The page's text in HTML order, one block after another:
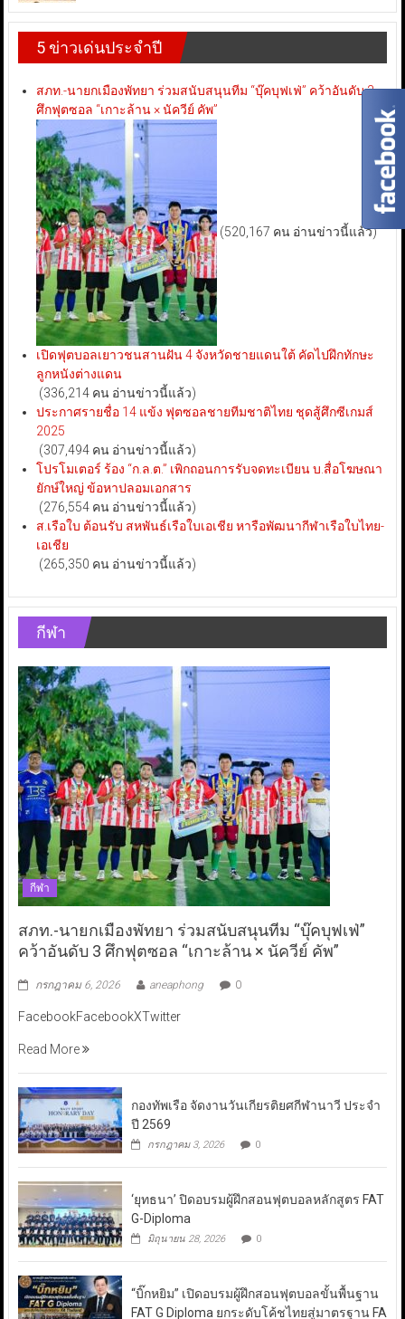
5 ข่าวเด่นประจำปี
สภท.-นายกเมืองพัทยา ร่วมสนับสนุนทีม “บุ๊คบุฟเฟ่” คว้าอันดับ 3
ศึกฟุตซอล “เกาะล้าน × นัควีย์ คัพ”
(520,167 คน อ่านข่าวนี้แล้ว)
เปิดฟุตบอลเยาวชนสานฝัน 4 จังหวัดชายแดนใต้ คัดไปฝึกทักษะ
ลูกหนังต่างแดน
(336,214 คน อ่านข่าวนี้แล้ว)
ประกาศรายชื่อ 14 แข้ง ฟุตซอลชายทีมชาติไทย ชุดสู้ศึกซีเกมส์
2025
(307,494 คน อ่านข่าวนี้แล้ว)
โปรโมเตอร์ ร้อง “ก.ล.ต.” เพิกถอนการรับจดทะเบียน บ.สื่อโฆษณา
ยักษ์ใหญ่ ข้อหาปลอมเอกสาร
(276,554 คน อ่านข่าวนี้แล้ว)
ส.เรือใบ ต้อนรับ สหพันธ์เรือใบเอเชีย หารือพัฒนากีฬาเรือใบไทย-
เอเชีย
(265,350 คน อ่านข่าวนี้แล้ว)
กีฬา
กีฬา
สภท.-นายกเมืองพัทยา ร่วมสนับสนุนทีม “บุ๊คบุฟเฟ่”
คว้าอันดับ 3 ศึกฟุตซอล “เกาะล้าน × นัควีย์ คัพ”
กรกฎาคม 6, 2026 aneaphong 0
FacebookFacebookXTwitter
Read More
กองทัพเรือ จัดงานวันเกียรติยศกีฬานาวี ประจำ
ปี 2569
กรกฎาคม 3, 2026 0
‘ยุทธนา’ ปิดอบรมผู้ฝึกสอนฟุตบอลหลักสูตร FAT
G-Diploma
มิถุนายน 28, 2026 0
“บิ๊กหยิม” เปิดอบรมผู้ฝึกสอนฟุตบอลขั้นพื้นฐาน
FAT G Diploma ยกระดับโค้ชไทยสู่มาตรฐาน FA